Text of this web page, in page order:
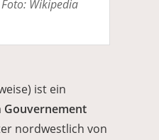
Wikipedia
ist ein
Gouvernement
nordwestlich von